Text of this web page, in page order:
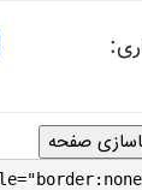
صفحه